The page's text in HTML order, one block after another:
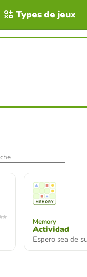
Types de jeux
Memory
Actividad
Espero sea de